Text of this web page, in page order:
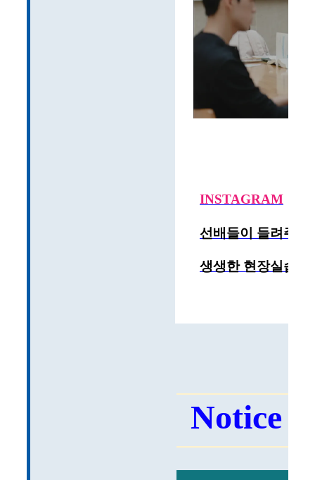
INSTAGRAM
선배들이 들려주는
생생한 현장실습 후
Notice